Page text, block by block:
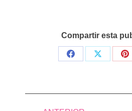
Compartir esta
Share
Share